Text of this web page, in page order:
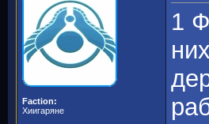
Faction:
Хиигаряне
1